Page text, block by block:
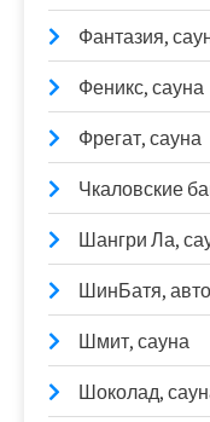
Фантазия,
Феникс, сауна
Фрегат, сауна
Чкаловские
Шангри Ла,
ШинБатя,
Шмит, сауна
Шоколад,